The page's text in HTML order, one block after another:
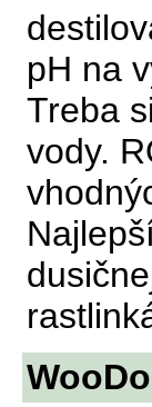
pH na
Treba
vody.